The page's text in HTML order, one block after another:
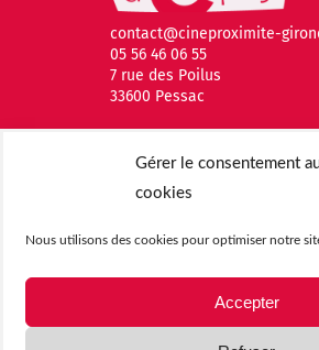
Gérer le consentement
cookies
Nous utilisons des cookies pour optimiser notre
Accepter
contact@cineproximite-
05 56 46 06 55
7 rue des Poilus
33600 Pessac